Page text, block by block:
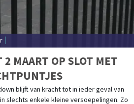
2 MAART OP SLOT MET
blijft van kracht tot in ieder geval van
slechts enkele kleine versoepelingen. Zo